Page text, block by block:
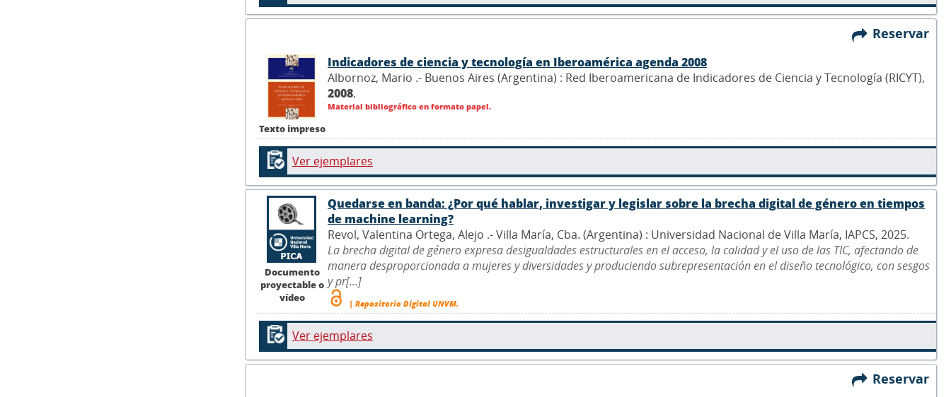
Reservar
Texto impreso
Indicadores de ciencia y tecnología en Iberoamérica agenda 2008
Albornoz, Mario .- Buenos Aires (Argentina) : Red Iberoamericana de Indicadores de Ciencia y Tecnología (RICYT),
2008.
Material bibliográfico en formato papel.
Ver ejemplares
Documento
proyectable o
vídeo
Quedarse en banda: ¿Por qué hablar, investigar y legislar sobre la brecha digital de género en tiempos
de machine learning?
Revol, Valentina Ortega, Alejo .- Villa María, Cba. (Argentina) : Universidad Nacional de Villa María, IAPCS, 2025.
La brecha digital de género expresa desigualdades estructurales en el acceso, la calidad y el uso de las TIC, afectando de
manera desproporcionada a mujeres y diversidades y produciendo subrepresentación en el diseño tecnológico, con sesgos
y pr[...]
| Repositorio Digital UNVM.
Ver ejemplares
Reservar